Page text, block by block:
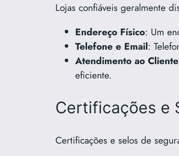
Lojas confiáveis geralmente
Endereço Físico: Um
Telefone e Email:
Atendimento ao Cliente
eficiente.
Certificações e
Certificações e selos de